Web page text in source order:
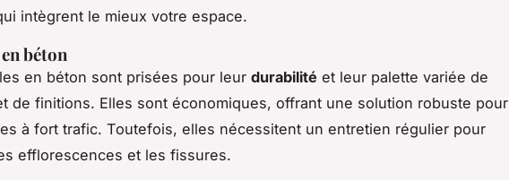
intègrent le mieux votre espace.
béton
en béton sont prisées pour leur durabilité et leur palette variée de
de finitions. Elles sont économiques, offrant une solution robuste pour
à fort trafic. Toutefois, elles nécessitent un entretien régulier pour
efflorescences et les fissures.